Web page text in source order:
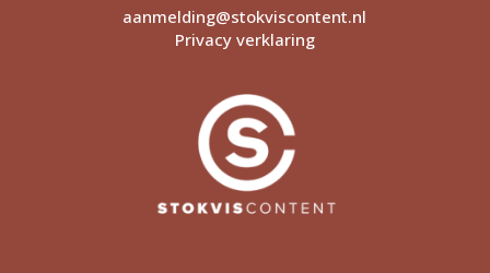
aanmelding@stokviscontent.nl
Privacy verklaring